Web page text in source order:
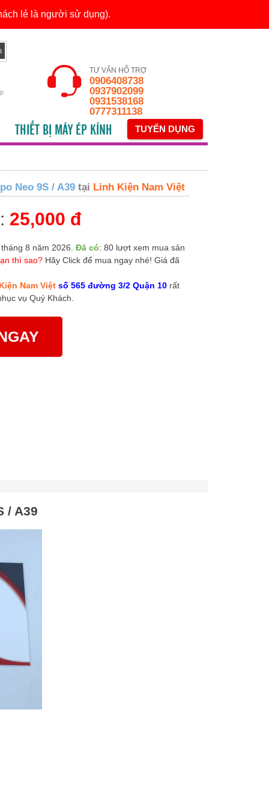
lẻ là người sử dụng).
TƯ VẤN HỖ TRỢ
0906408738
0937902099
0931538168
0777311138
THIẾT BỊ MÁY ÉP KÍNH TUYỂN DỤNG
Neo 9S / A39 tại Linh Kiện Nam Việt
25,000 đ
8 năm 2026. Đã có: 80 lượt xem mua sản
thì sao?Hãy Click để mua ngay nhé! Giá đã
Nam Việt số 565 đường 3/2 Quận 10rất
vụ Quý Khách.
/ A39